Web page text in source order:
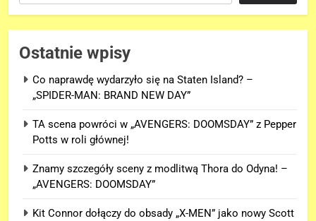
Ostatnie wpisy
Co naprawdę wydarzyło się na Staten Island? –
„SPIDER-MAN: BRAND NEW DAY”
TA scena powróci w „AVENGERS: DOOMSDAY” z Pepper
Potts w roli głównej!
Znamy szczegóły sceny z modlitwą Thora do Odyna! –
„AVENGERS: DOOMSDAY”
Kit Connor dołączy do obsady „X-MEN” jako nowy Scott